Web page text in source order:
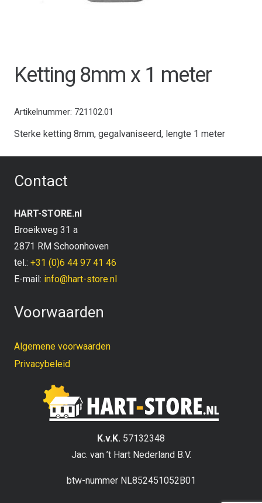
Ketting 8mm x 1 meter
Artikelnummer: 721102.01
Sterke ketting 8mm, gegalvaniseerd, lengte 1 meter
Contact
HART-STORE.nl
Broeikweg 31 a
2871 RM Schoonhoven
tel.: +31 (0)6 44 97 41 46
E-mail: info@hart-store.nl
Voorwaarden
Algemene voorwaarden
Privacybeleid
K.v.K. 57132348
Jac. van ’t Hart Nederland B.V.
btw-nummer NL852451052B01